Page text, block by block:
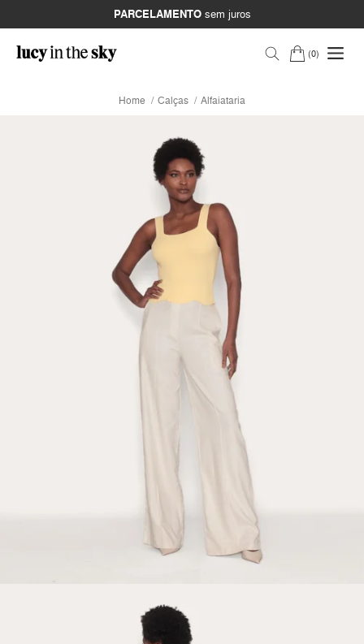
PARCELAMENTOsem juros
0
Home Calças Alfaiataria